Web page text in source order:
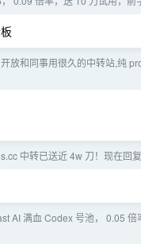
放和同事用很久的中转站,纯
中转已送近 4w 刀！现在回
AI 满血 Codex 号池， 0.05